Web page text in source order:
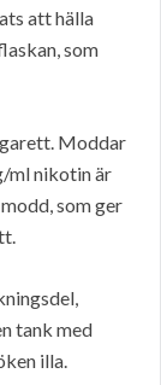
att hälla
som
Moddar
ml nikotin är
som ger
tank med
illa.